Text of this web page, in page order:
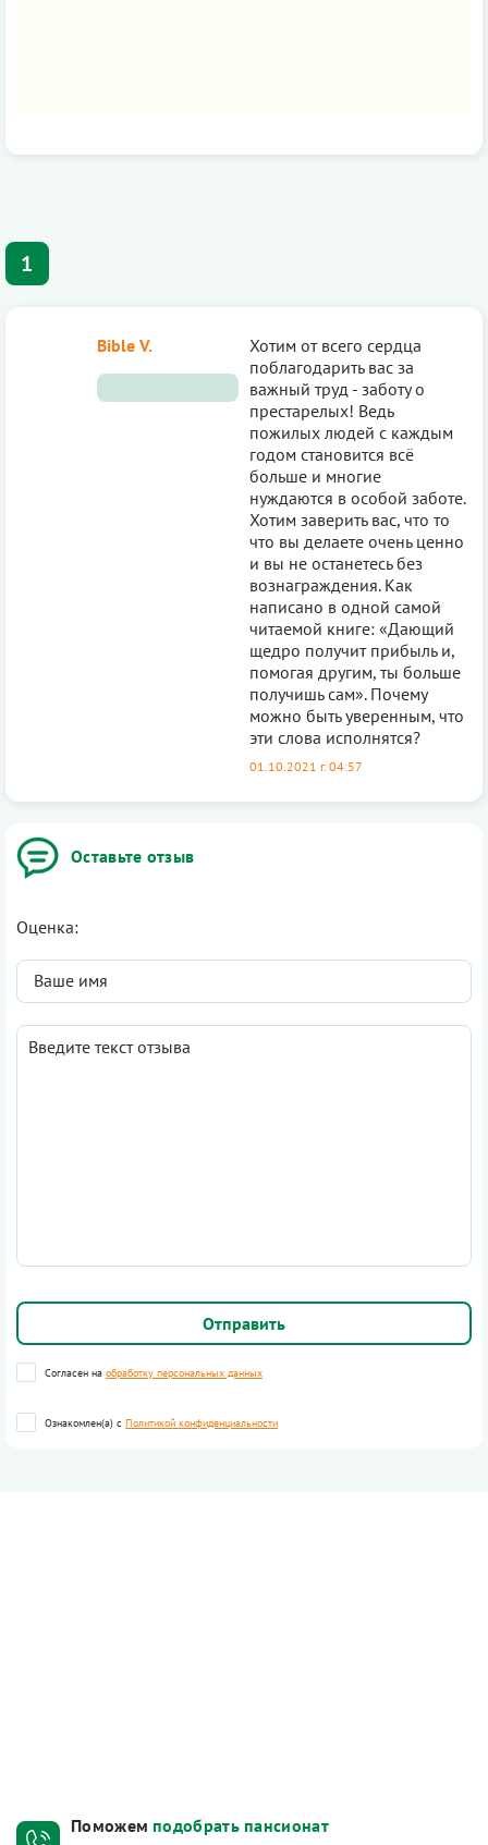
1
Оставьте отзыв
Оценка:
Согласен на обработку персональных данных
Ознакомлен(а) с Политикой конфиденциальности
Bible V.
Хотим от всего сердца
поблагодарить вас за
важный труд - заботу о
престарелых! Ведь
пожилых людей с каждым
годом становится всё
больше и многие
нуждаются в особой заботе.
Хотим заверить вас, что то
что вы делаете очень ценно
и вы не останетесь без
вознаграждения. Как
написано в одной самой
читаемой книге: «Дающий
щедро получит прибыль и,
помогая другим, ты больше
получишь сам». Почему
можно быть уверенным, что
эти слова исполнятся?
01.10.2021 г. 04:57
Поможем подобрать пансионат